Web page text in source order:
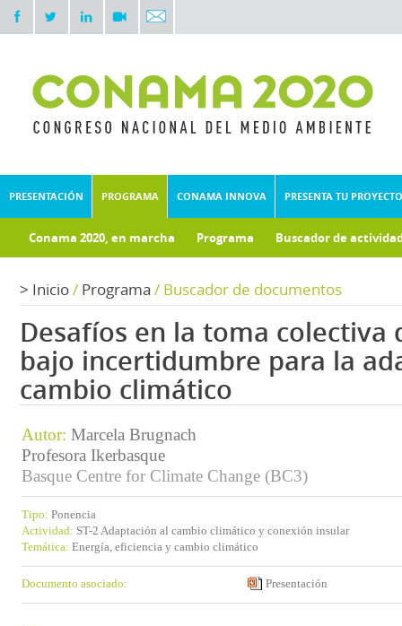
PRESENTACIÓN PROGRAMA CONAMA INNOVA PRESENTA TU PROYECTO
Conama 2020, en marcha Programa Buscador de
> Inicio/ Programa / Buscador de documentos
Desafíos en la toma colectiva
bajo incertidumbre para la
cambio climático
Autor: Marcela Brugnach
Profesora Ikerbasque
Basque Centre for Climate Change (BC3)
Tipo: Ponencia
Actividad: ST-2 Adaptación al cambio climático y conexión insular
Temática: Energía, eficiencia y cambio climático
Documento asociado: Presentación